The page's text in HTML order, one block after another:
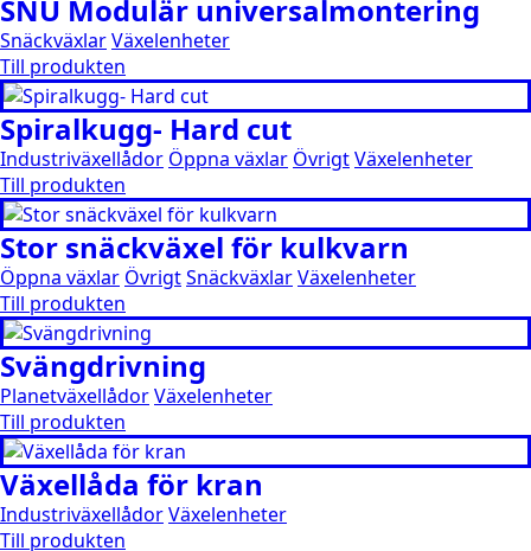
SNU Modulär universalmontering
SnäckväxlarVäxelenheter
Till produkten
Spiralkugg- Hard cut
Industriväxellådor Öppna växlar ÖvrigtVäxelenheter
Till produkten
Stor snäckväxel för kulkvarn
Öppna växlar ÖvrigtSnäckväxlarVäxelenheter
Till produkten
Svängdrivning
PlanetväxellådorVäxelenheter
Till produkten
Växellåda för kran
IndustriväxellådorVäxelenheter
Till produkten